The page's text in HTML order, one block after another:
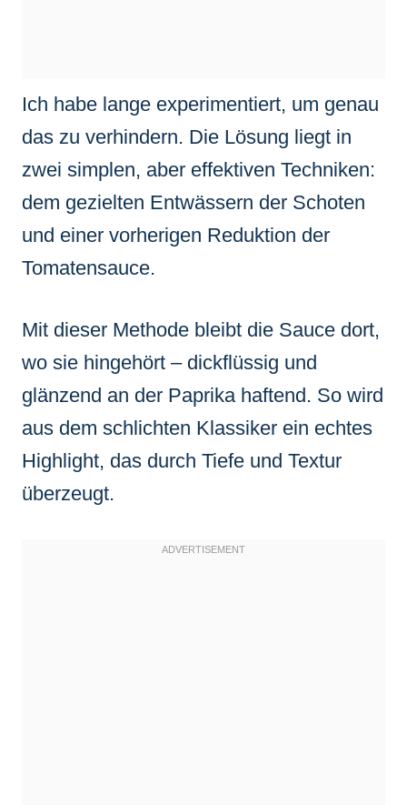
Ich habe lange experimentiert, um genau
das zu verhindern. Die Lösung liegt in
zwei simplen, aber effektiven Techniken:
dem gezielten Entwässern der Schoten
und einer vorherigen Reduktion der
Tomatensauce.
Mit dieser Methode bleibt die Sauce dort,
wo sie hingehört – dickflüssig und
glänzend an der Paprika haftend. So wird
aus dem schlichten Klassiker ein echtes
Highlight, das durch Tiefe und Textur
überzeugt.